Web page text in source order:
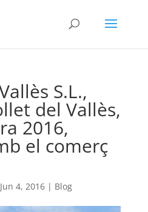
S.L.,
del Vallès,
2016,
el comerç
Jun 4, 2016| Blog